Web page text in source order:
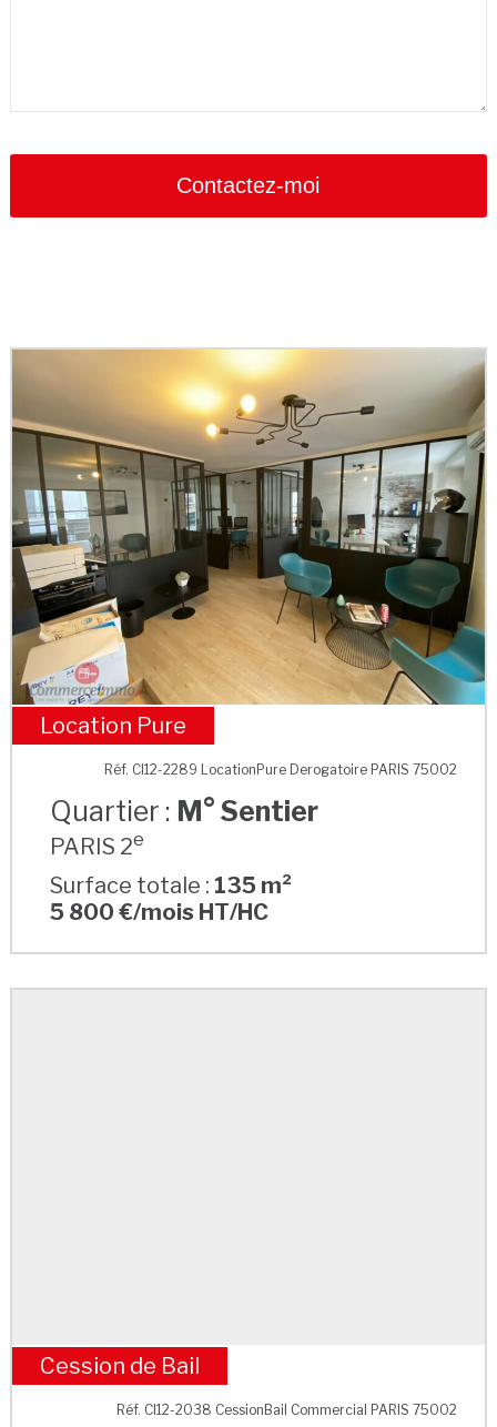
Contactez-moi
M° Sentier
Location Pure
Réf. CI12-2289 LocationPure Derogatoire PARIS 75002
Quartier : M° Sentier
PARIS 2e
Surface totale : 135 m²
5 800 €/mois HT/HC
M° Etienne Marcel
Cession de Bail
Réf. CI12-2038 CessionBail Commercial PARIS 75002